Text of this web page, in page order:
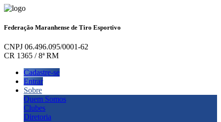
Federação Maranhense de Tiro Esportivo
CNPJ 06.496.095/0001-62
CR 1365 / 8ª RM
Cadastre-se
Entrar
Sobre
Quem Somos
Clubes
Diretoria